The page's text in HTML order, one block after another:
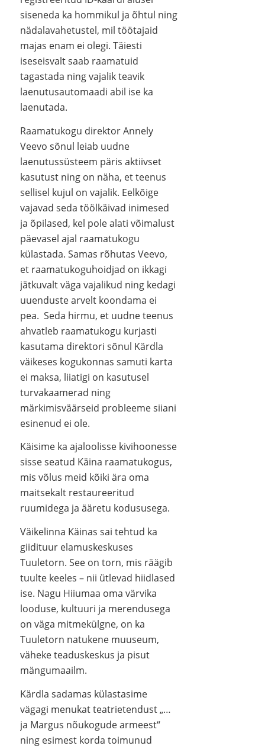
siseneda ka hommikul ja õhtul ning
nädalavahetustel, mil töötajaid
majas enam ei olegi. Täiesti
iseseisvalt saab raamatuid
tagastada ning vajalik teavik
laenutusautomaadi abil ise ka
laenutada.
Raamatukogu direktor Annely
Veevo sõnul leiab uudne
laenutussüsteem päris aktiivset
kasutust ning on näha, et teenus
sellisel kujul on vajalik. Eelkõige
vajavad seda töölkäivad inimesed
ja õpilased, kel pole alati võimalust
päevasel ajal raamatukogu
külastada. Samas rõhutas Veevo,
et raamatukoguhoidjad on ikkagi
jätkuvalt väga vajalikud ning kedagi
uuenduste arvelt koondama ei
pea. Seda hirmu, et uudne teenus
ahvatleb raamatukogu kurjasti
kasutama direktori sõnul Kärdla
väikeses kogukonnas samuti karta
ei maksa, liiatigi on kasutusel
turvakaamerad ning
märkimisväärseid probleeme siiani
esinenud ei ole.
Käisime ka ajaloolisse kivihoonesse
sisse seatud Käina raamatukogus,
mis võlus meid kõiki ära oma
maitsekalt restaureeritud
ruumidega ja ääretu kodususega.
Väikelinna Käinas sai tehtud ka
giidituur elamuskeskuses
Tuuletorn. See on torn, mis räägib
tuulte keeles – nii ütlevad hiidlased
ise. Nagu Hiiumaa oma värvika
looduse, kultuuri ja merendusega
on väga mitmekülgne, on ka
Tuuletorn natukene muuseum,
väheke teaduskeskus ja pisut
mängumaailm.
Kärdla sadamas külastasime
vägagi menukat teatrietendust „…
ja Margus nõukogude armeest“
ning esimest korda toimunud